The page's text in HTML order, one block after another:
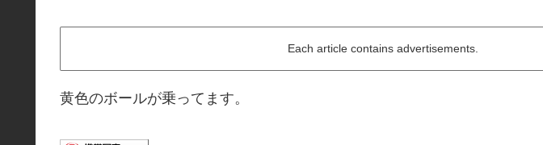
Each article contains advertisements.
黄色のボールが乗ってます。